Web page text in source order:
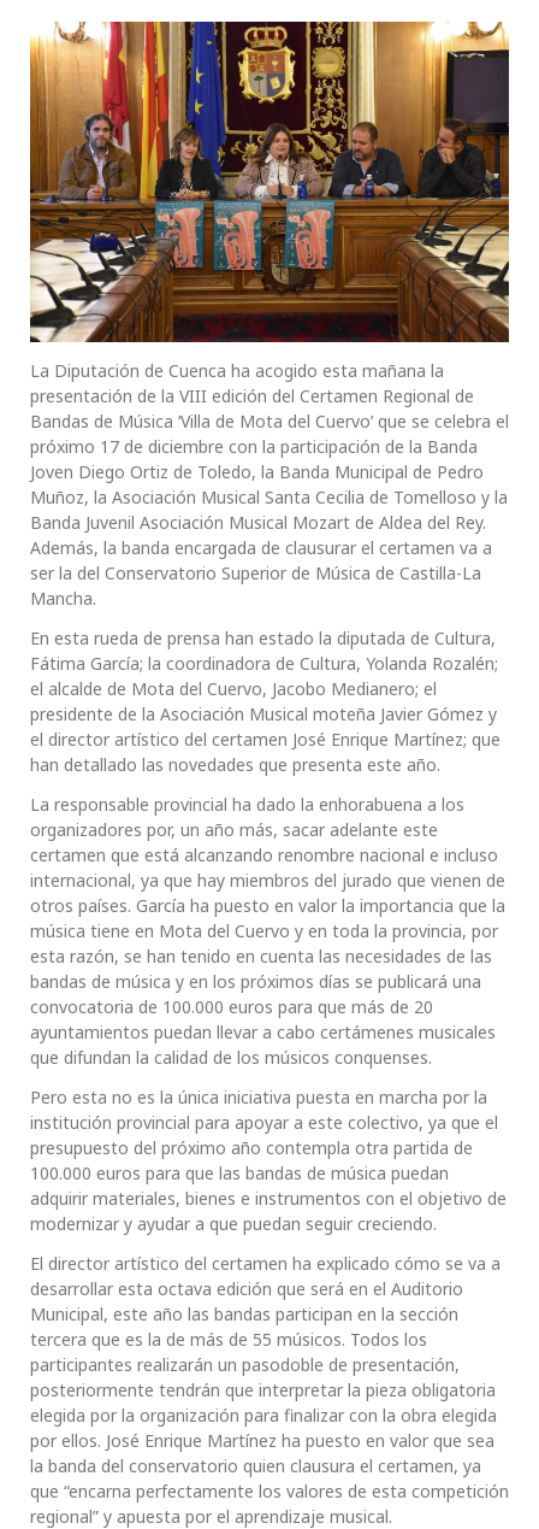
La Diputación de Cuenca ha acogido esta mañana la
presentación de la VIII edición del Certamen Regional de
Bandas de Música ‘Villa de Mota del Cuervo’ que se celebra el
próximo 17 de diciembre con la participación de la Banda
Joven Diego Ortiz de Toledo, la Banda Municipal de Pedro
Muñoz, la Asociación Musical Santa Cecilia de Tomelloso y la
Banda Juvenil Asociación Musical Mozart de Aldea del Rey.
Además, la banda encargada de clausurar el certamen va a
ser la del Conservatorio Superior de Música de Castilla-La
Mancha.
En esta rueda de prensa han estado la diputada de Cultura,
Fátima García; la coordinadora de Cultura, Yolanda Rozalén;
el alcalde de Mota del Cuervo, Jacobo Medianero; el
presidente de la Asociación Musical moteña Javier Gómez y
el director artístico del certamen José Enrique Martínez; que
han detallado las novedades que presenta este año.
La responsable provincial ha dado la enhorabuena a los
organizadores por, un año más, sacar adelante este
certamen que está alcanzando renombre nacional e incluso
internacional, ya que hay miembros del jurado que vienen de
otros países. García ha puesto en valor la importancia que la
música tiene en Mota del Cuervo y en toda la provincia, por
esta razón, se han tenido en cuenta las necesidades de las
bandas de música y en los próximos días se publicará una
convocatoria de 100.000 euros para que más de 20
ayuntamientos puedan llevar a cabo certámenes musicales
que difundan la calidad de los músicos conquenses.
Pero esta no es la única iniciativa puesta en marcha por la
institución provincial para apoyar a este colectivo, ya que el
presupuesto del próximo año contempla otra partida de
100.000 euros para que las bandas de música puedan
adquirir materiales, bienes e instrumentos con el objetivo de
modernizar y ayudar a que puedan seguir creciendo.
El director artístico del certamen ha explicado cómo se va a
desarrollar esta octava edición que será en el Auditorio
Municipal, este año las bandas participan en la sección
tercera que es la de más de 55 músicos. Todos los
participantes realizarán un pasodoble de presentación,
posteriormente tendrán que interpretar la pieza obligatoria
elegida por la organización para finalizar con la obra elegida
por ellos. José Enrique Martínez ha puesto en valor que sea
la banda del conservatorio quien clausura el certamen, ya
que “encarna perfectamente los valores de esta competición
regional” y apuesta por el aprendizaje musical.